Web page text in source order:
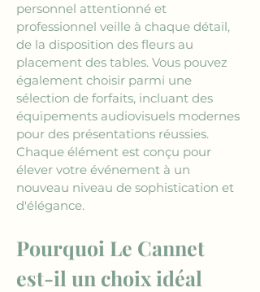
personnel attentionné et
professionnel veille à chaque détail,
de la disposition des fleurs au
placement des tables. Vous pouvez
également choisir parmi une
sélection de forfaits, incluant des
équipements audiovisuels modernes
pour des présentations réussies.
Chaque élément est conçu pour
élever votre événement à un
nouveau niveau de sophistication et
d'élégance.
Pourquoi Le Cannet
est-il un choix idéal